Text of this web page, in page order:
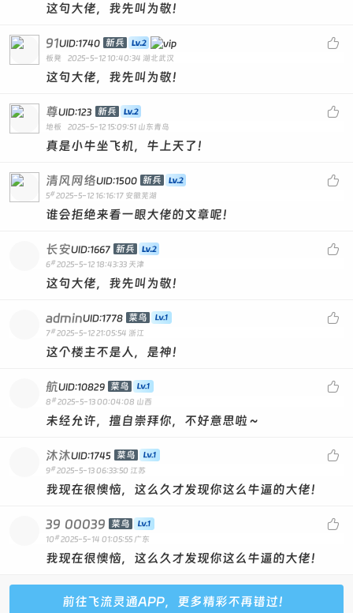
这句大佬，我先叫为敬！

91UID:1740 新兵
板凳 2025-5-12 10:40:34 湖北武汉
这句大佬，我先叫为敬！

尊UID:123 新兵
地板 2025-5-12 15:09:51 山东青岛
真是小牛坐飞机，牛上天了！

清风网络UID:1500 新兵
5# 2025-5-12 16:16:17 安徽芜湖
谁会拒绝来看一眼大佬的文章呢！

长安UID:1667 新兵
6# 2025-5-12 18:43:33 天津
这句大佬，我先叫为敬！

adminUID:1778 菜鸟
7# 2025-5-12 21:05:54 浙江
这个楼主不是人，是神！

航UID:10829 菜鸟
8 # 2025-5-13 00:04:08 山西
未经允许，擅自崇拜你，不好意思啦～

沐沐UID:1745 菜鸟
9# 2025-5-13 06:33:50 江苏
我现在很懊恼，这么久才发现你这么牛逼的大佬！

39 00039 菜鸟
10 # 2025-5-14 01:05:55 广东
我现在很懊恼，这么久才发现你这么牛逼的大佬！
前往飞流灵通APP，更多精彩不再错过！